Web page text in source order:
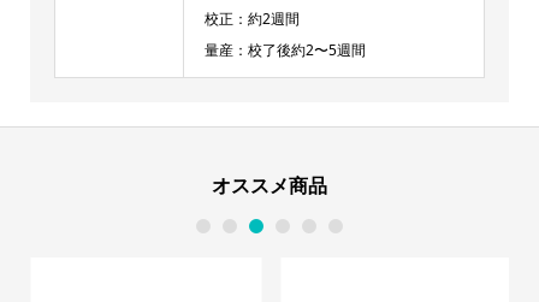
校正：約2週間
量産：校了後約2〜5週間
オススメ商品
1 2 3 4 5 6